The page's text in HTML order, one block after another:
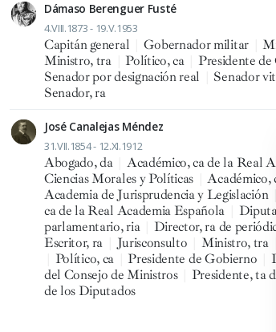
Dámaso Berenguer Fusté
4.VIII.1873 - 19.V.1953
Capitán general Gobernador militar
Ministro, tra
Político, ca Presidente
Senador por designación real
Senador
Senador, ra
José Canalejas Méndez
31.VII.1854 - 12.XI.1912
Abogado, da
Académico, ca de la Real
Ciencias Morales y Políticas
Académico,
Academia de Jurisprudencia y Legislación
ca de la Real Academia Española
parlamentario, ria
Director, ra de
Escritor, ra
Jurisconsulto Ministro, tra
Político, ca Presidente de Gobierno
del Consejo de Ministros
Presidente, ta
de los Diputados